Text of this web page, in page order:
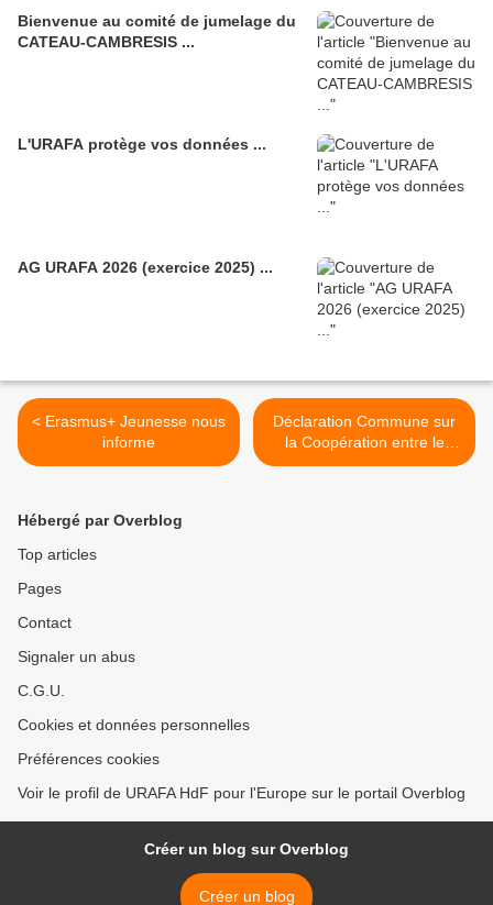
Bienvenue au comité de jumelage du
CATEAU-CAMBRESIS ...
L'URAFA protège vos données ...
AG URAFA 2026 (exercice 2025) ...
< Erasmus+ Jeunesse nous
informe
Déclaration Commune sur
la Coopération entre le
Land NRW et la Région
Hébergé par Overblog
Top articles
Pages
Contact
Signaler un abus
C.G.U.
Cookies et données personnelles
Préférences cookies
Voir le profil de URAFA HdF pour l'Europe sur le portail Overblog
Créer un blog sur Overblog
Créer un blog